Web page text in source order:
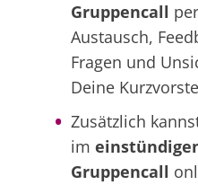
Gruppencall
Austausch,
Fragen und
Deine
Zusätzlich
im
Gruppencall